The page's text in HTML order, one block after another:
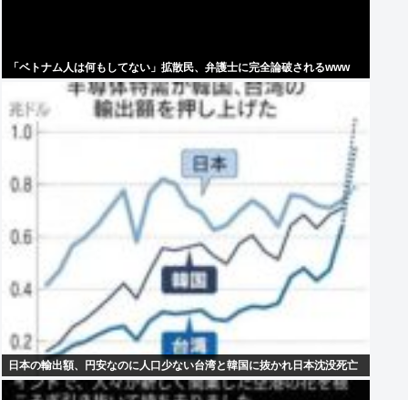
「ベトナム人は何もしてない」拡散民、弁護士に完全論破されるwww
日本の輸出額、円安なのに人口少ない台湾と韓国に抜かれ日本沈没死亡